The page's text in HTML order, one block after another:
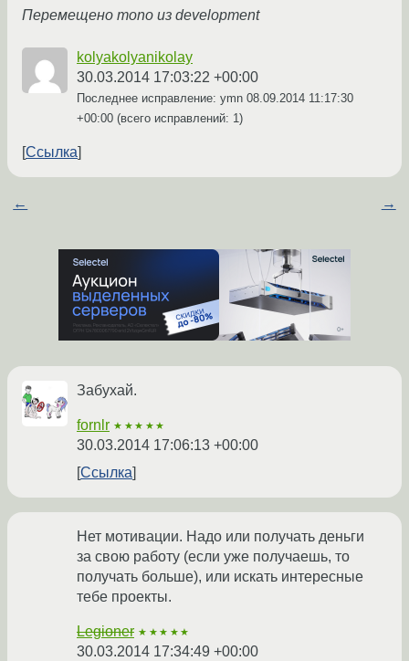
Перемещено mono из development
kolyakolyanikolay
30.03.2014 17:03:22 +00:00
Последнее исправление: ymn 08.09.2014 11:17:30
+00:00 (всего исправлений: 1)
Ссылка
← →
Забухай.
fornlr ★★★★★
30.03.2014 17:06:13 +00:00
Ссылка
Нет мотивации. Надо или получать деньги
за свою работу (если уже получаешь, то
получать больше), или искать интересные
тебе проекты.
Legioner ★★★★★
30.03.2014 17:34:49 +00:00